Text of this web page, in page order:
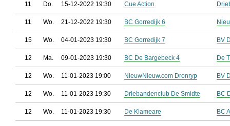
11 Do. 15-12-2022 19:30 Cue Action
11 Wo. 21-12-2022 19:30 BC Gorredijk 6
15 Wo. 04-01-2023 19:30 BC Gorredijk 7 BV
12 Ma. 09-01-2023 19:30 BC De Bargebeck 4 De
12 Wo. 11-01-2023 19:00 NieuwNieuw.com Dronryp BV
12 Wo. 11-01-2023 19:30 Driebandenclub De Smidte BC
12 Wo. 11-01-2023 19:30 De Klameare BC